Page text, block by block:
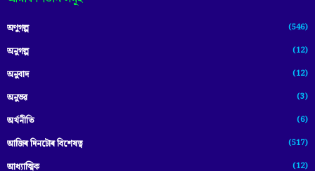
অণুগল্প (546)
অনুগল্প (12)
অনুবাদ (12)
অনুভৱ (3)
অৰ্থনীতি (6)
আজিৰ দিনটোৰ বিশেষত্ব (517)
আধ্যাত্মিক (12)